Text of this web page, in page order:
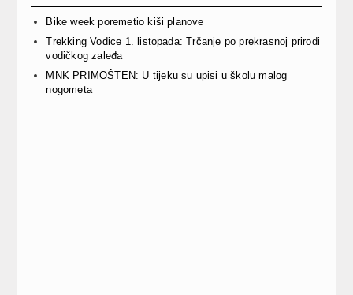
Bike week poremetio kiši planove
Trekking Vodice 1. listopada: Trčanje po prekrasnoj prirodi
vodičkog zaleđa
MNK PRIMOŠTEN: U tijeku su upisi u školu malog
nogometa